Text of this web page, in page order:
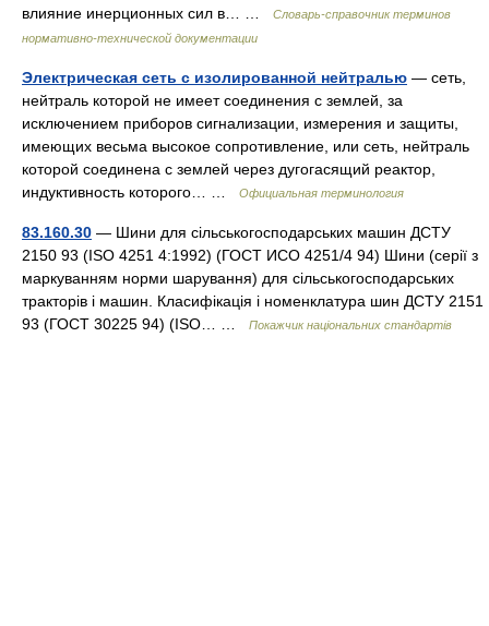
влияние инерционных сил в… …
Словарь-справочник терминов
нормативно-технической документации
Электрическая сеть с изолированной нейтралью — сеть,
нейтраль которой не имеет соединения с землей, за
исключением приборов сигнализации, измерения и защиты,
имеющих весьма высокое сопротивление, или сеть, нейтраль
которой соединена с землей через дугогасящий реактор,
индуктивность которого… …
Официальная терминология
83.160.30 — Шини для сільськогосподарських машин ДСТУ
2150 93 (ISO 4251 4:1992) (ГОСТ ИСО 4251/4 94) Шини (серії з
маркуванням норми шарування) для сільськогосподарських
тракторів і машин. Класифікація і номенклатура шин ДСТУ 2151
93 (ГОСТ 30225 94) (ISO… …
Покажчик національних стандартів